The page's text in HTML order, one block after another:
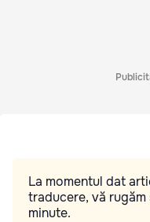
La momentul dat
traducere, vă
minute.